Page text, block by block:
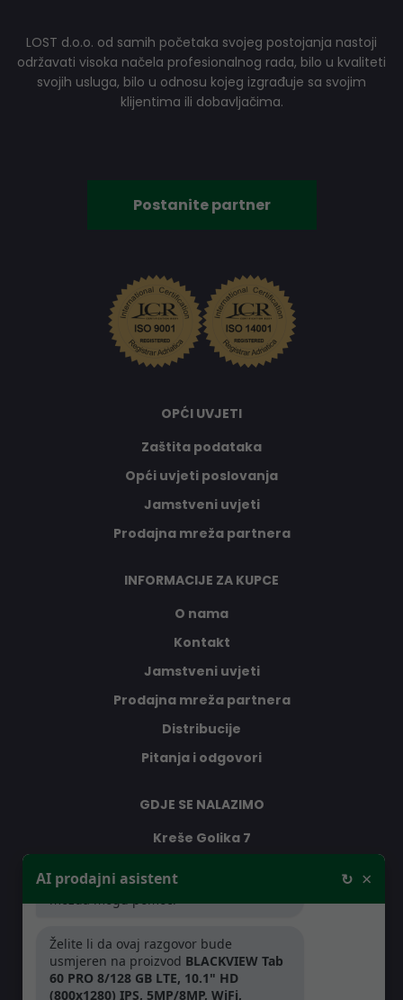
LOST d.o.o. od samih početaka svojeg postojanja nastoji
održavati visoka načela profesionalnog rada, bilo u kvaliteti
svojih usluga, bilo u odnosu kojeg izgrađuje sa svojim
klijentima ili dobavljačima.
Postanite partner
OPĆI UVJETI
Zaštita podataka
Opći uvjeti poslovanja
Jamstveni uvjeti
Prodajna mreža partnera
INFORMACIJE ZA KUPCE
O nama
Kontakt
Jamstveni uvjeti
Prodajna mreža partnera
Distribucije
Pitanja i odgovori
GDJE SE NALAZIMO
Kreše Golika 7
RADNO VRIJEME
Pon-Čet: 08:30 - 16:30h
AI prodajni asistent ↻ ×
asistent, pitajte me što vas zanima -
možda mogu pomoći
Želite li da ovaj razgovor bude
usmjeren na proizvod BLACKVIEW Tab
60 PRO 8/128 GB LTE, 10.1" HD
(800x1280) IPS, 5MP/8MP, WiFi,